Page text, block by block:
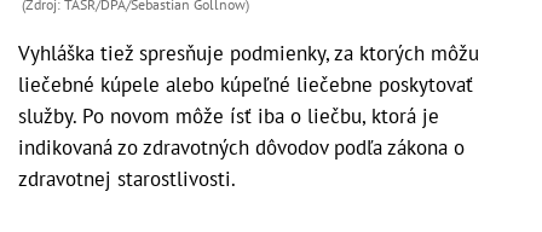
(Zdroj: TASR/DPA/Sebastian Gollnow)
Vyhláška tiež spresňuje podmienky, za ktorých môžu
liečebné kúpele alebo kúpeľné liečebne poskytovať
služby. Po novom môže ísť iba o liečbu, ktorá je
indikovaná zo zdravotných dôvodov podľa zákona o
zdravotnej starostlivosti.